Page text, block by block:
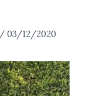
/ 03/12/2020